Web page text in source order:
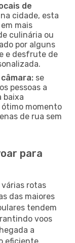
de
cidade, esta
mais
culinária ou
por alguns
e desfrute de
se
pessoas a
baixa
ótimo momento
de rua sem
para
várias rotas
das maiores
tendem
voos
a